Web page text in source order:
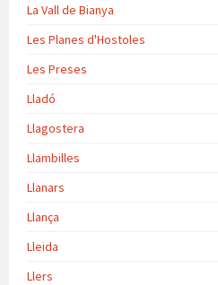
La Vall de Bianya
Les Planes d'Hostoles
Les Preses
Lladó
Llagostera
Llambilles
Llanars
Llança
Lleida
Llers